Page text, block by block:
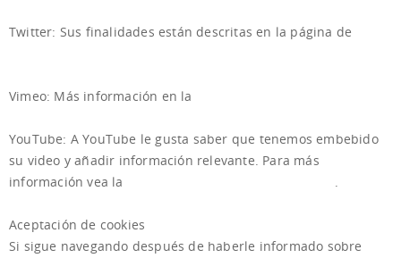
Twitter: Sus finalidades están descritas en la página de
Vimeo: Más información en la
YouTube: A YouTube le gusta saber que tenemos embebido
su video y añadir información relevante. Para más
información vea la
.
Aceptación de cookies
Si sigue navegando después de haberle informado sobre